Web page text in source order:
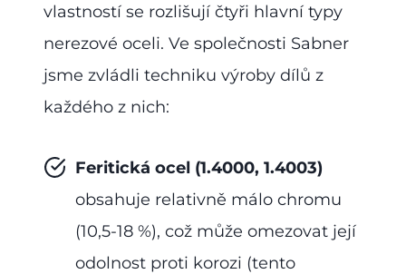
vlastností se rozlišují čtyři hlavní typy
nerezové oceli. Ve společnosti Sabner
jsme zvládli techniku výroby dílů z
každého z nich:
Feritická ocel (1.4000, 1.4003)
obsahuje relativně málo chromu
(10,5-18 %), což může omezovat její
odolnost proti korozi (tento